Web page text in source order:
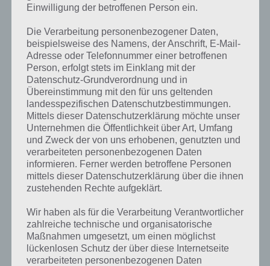
Kurze Begriffserklärung zur Lösung
China
Bilder 1 Wort, doch welche Bedeutung hat dieses eigentlich und was
gibt es dazu zu wissen? Passt das Wort auch zu Auf zu den Sternen?
Zu bestimmten Lösungen präsentieren wir daher auch immer eine
kurze Begriffserklärung!
Einwilligung der betroffenen Person ein.
Die Verarbeitung personenbezogener Daten,
beispielsweise des Namens, der Anschrift, E-Mail-
Adresse oder Telefonnummer einer betroffenen
Person, erfolgt stets im Einklang mit der
Datenschutz-Grundverordnung und in
Übereinstimmung mit den für uns geltenden
landesspezifischen Datenschutzbestimmungen.
Mittels dieser Datenschutzerklärung möchte unser
Unternehmen die Öffentlichkeit über Art, Umfang
und Zweck der von uns erhobenen, genutzten und
verarbeiteten personenbezogenen Daten
informieren. Ferner werden betroffene Personen
mittels dieser Datenschutzerklärung über die ihnen
zustehenden Rechte aufgeklärt.
Wir haben als für die Verarbeitung Verantwortlicher
zahlreiche technische und organisatorische
Maßnahmen umgesetzt, um einen möglichst
lückenlosen Schutz der über diese Internetseite
verarbeiteten personenbezogenen Daten